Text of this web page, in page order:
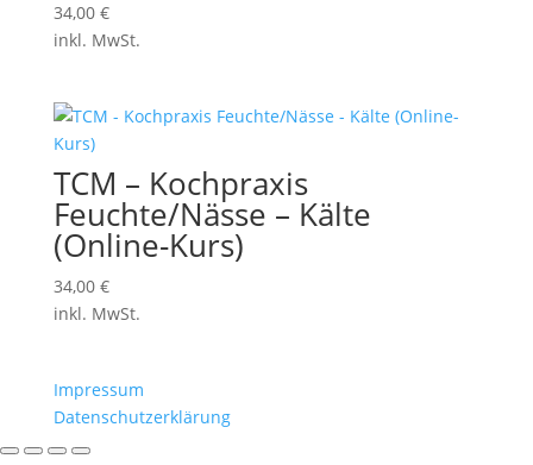
34,00 €
inkl. MwSt.
TCM – Kochpraxis
Feuchte/Nässe – Kälte
(Online-Kurs)
34,00 €
inkl. MwSt.
Impressum
Datenschutzerklärung